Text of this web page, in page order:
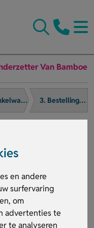
en andere
surfervaring
om
advertenties te
te analyseren
Van Bamboe
2. Winkelwagen 3. Bestelling afronden